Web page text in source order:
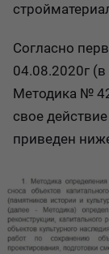
Согласно
04.08.2020г
Методика №
свое
приведен